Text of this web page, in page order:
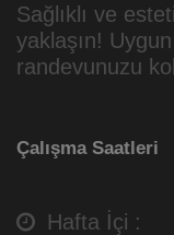
Sağlıklı ve
yaklaşın!
randevunuzu
Çalışma Saatleri
Hafta İçi :